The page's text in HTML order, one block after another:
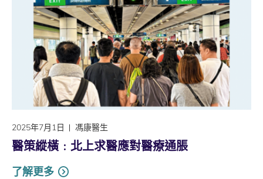
2025年7月1日 馮康醫生
醫策縱橫﹕北上求醫應對醫療通脹
了解更多